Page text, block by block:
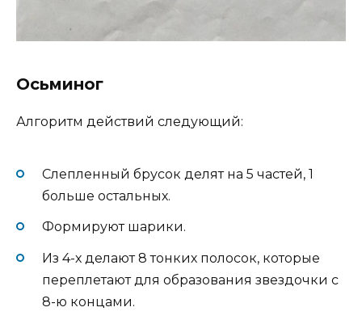
Осьминог
Алгоритм действий следующий:
Слепленный брусок делят на 5 частей, 1
больше остальных.
Формируют шарики.
Из 4-х делают 8 тонких полосок, которые
переплетают для образования звездочки с
8-ю концами.